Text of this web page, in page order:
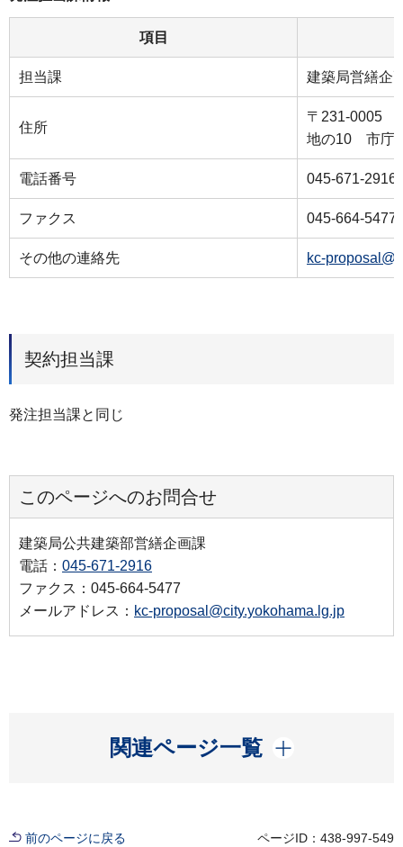
項目
担当課 建築局営繕企
住所
〒231-0005
地の10 市庁
電話番号 045-671-2916
ファクス 045-664-5477
その他の連絡先 kc-
契約担当課
発注担当課と同じ
このページへのお問合せ
建築局公共建築部営繕企画課
電話： 045-671-2916
ファクス：045-664-5477
メールアドレス： kc-proposal@city.yokohama.lg.jp
関連ページ一覧
開く
前のページに戻る ページID：438-997-549